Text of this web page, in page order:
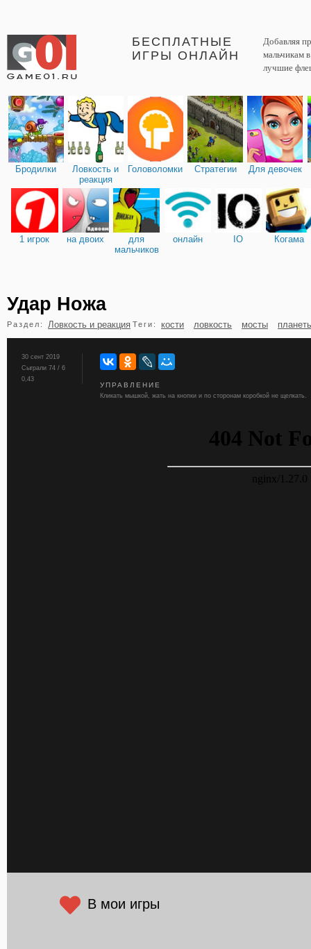
БЕСПЛАТНЫЕ
ИГРЫ ОНЛАЙН
Добавляя
мальчикам
лучшие
Бродилки
Ловкость и
реакция
Головоломки Стратегии Для девочек
1 игрок на двоих
для
мальчиков
онлайн IO Когама
бильярд карты
Удар Ножа
Раздел: Ловкость и реакция Теги: кости ловкость мосты
30 сент 2019
Сыграли 74 / 6
0,43
УПРАВЛЕНИЕ
Кликать мышкой, жать на кнопки и по сторонам коробкой не щелкать.
В мои игры